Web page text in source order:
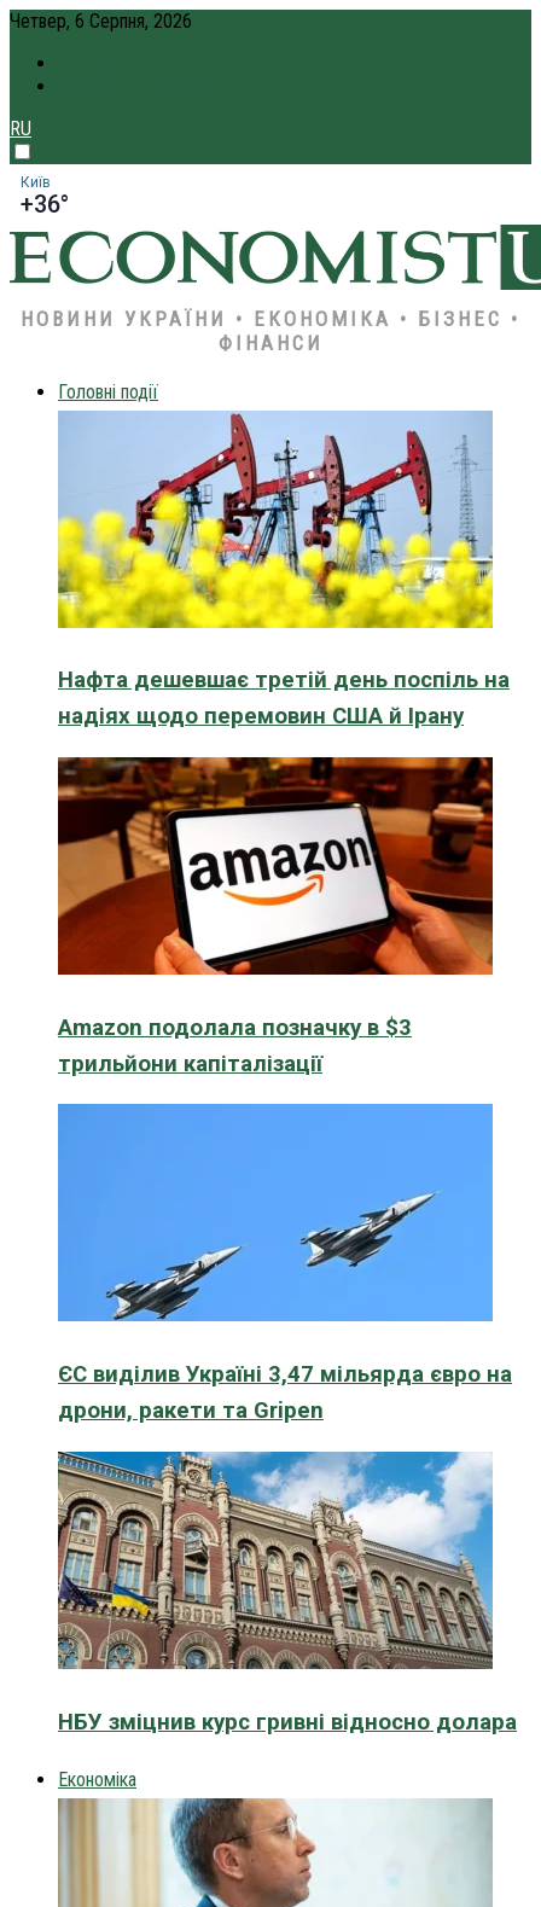
Четвер, 6 Серпня, 2026
RU
Київ
+36°
НОВИНИ УКРАЇНИ • ЕКОНОМІКА • БІЗНЕС •
ФІНАНСИ
Головні події
Нафта дешевшає третій день поспіль на
надіях щодо перемовин США й Ірану
Amazon подолала позначку в $3
трильйони капіталізації
ЄС виділив Україні 3,47 мільярда євро на
дрони, ракети та Gripen
НБУ зміцнив курс гривні відносно долара
Економіка